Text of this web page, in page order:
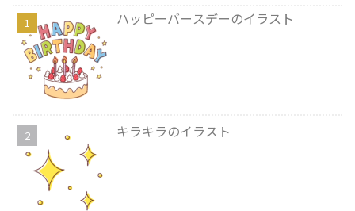
ハッピーバースデーのイラスト
キラキラのイラスト